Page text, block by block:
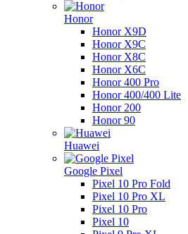
Honor
Honor X9D
Honor X9C
Honor X8C
Honor X6C
Honor 400 Pro
Honor 400/400 Lite
Honor 200
Honor 90
Huawei
Google Pixel
Pixel 10 Pro Fold
Pixel 10 Pro XL
Pixel 10 Pro
Pixel 10